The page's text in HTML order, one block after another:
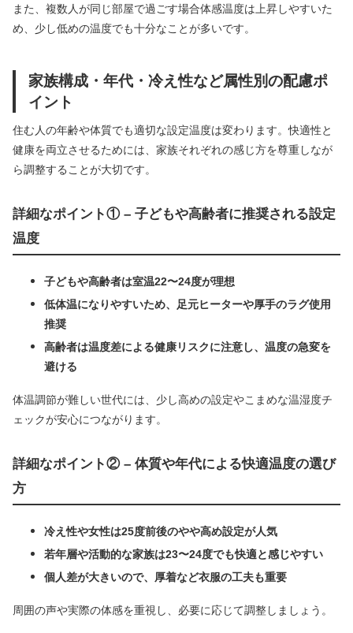
また、複数人が同じ部屋で過ごす場合体感温度は上昇しやすいた
め、少し低めの温度でも十分なことが多いです。
家族構成・年代・冷え性など属性別の配慮ポ
イント
住む人の年齢や体質でも適切な設定温度は変わります。快適性と
健康を両立させるためには、家族それぞれの感じ方を尊重しなが
ら調整することが大切です。
詳細なポイント① – 子どもや高齢者に推奨される設定
温度
子どもや高齢者は室温22〜24度が理想
低体温になりやすいため、足元ヒーターや厚手のラグ使用
推奨
高齢者は温度差による健康リスクに注意し、温度の急変を
避ける
体温調節が難しい世代には、少し高めの設定やこまめな温湿度チ
ェックが安心につながります。
詳細なポイント② – 体質や年代による快適温度の選び
方
冷え性や女性は25度前後のやや高め設定が人気
若年層や活動的な家族は23〜24度でも快適と感じやすい
個人差が大きいので、厚着など衣服の工夫も重要
周囲の声や実際の体感を重視し、必要に応じて調整しましょう。